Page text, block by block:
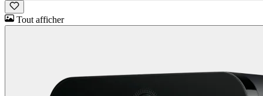
Tout afficher